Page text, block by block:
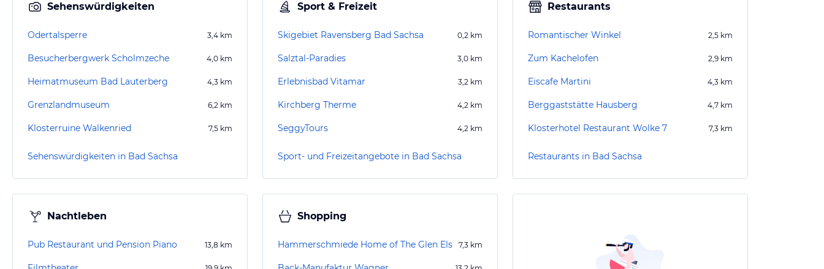
Sehenswürdigkeiten
Odertalsperre 3,4 km
Besucherbergwerk Scholmzeche 4,0 km
Heimatmuseum Bad Lauterberg 4,3 km
Grenzlandmuseum 6,2 km
Klosterruine Walkenried 7,5 km
Sehenswürdigkeiten in Bad Sachsa
Sport & Freizeit
Skigebiet Ravensberg Bad Sachsa 0,2 km
Salztal-Paradies 3,0 km
Erlebnisbad Vitamar 3,2 km
Kirchberg Therme 4,2 km
SeggyTours 4,2 km
Sport- und Freizeitangebote in Bad Sachsa
Restaurants
Romantischer Winkel 2,5 km
Zum Kachelofen 2,9 km
Eiscafe Martini 4,3 km
Berggaststätte Hausberg 4,7 km
Klosterhotel Restaurant Wolke 7 7,3 km
Restaurants in Bad Sachsa
Nachtleben
Pub Restaurant und Pension Piano 13,8 km
Shopping
Hammerschmiede Home of The Glen Els 7,3 km